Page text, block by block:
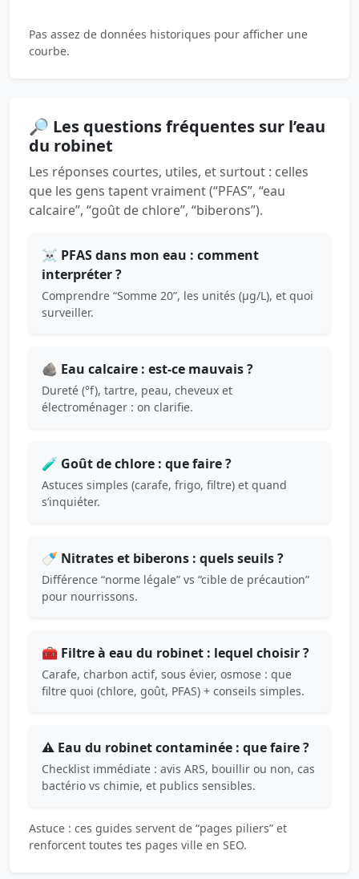
Pas assez de données historiques pour afficher une
courbe.
🔎 Les questions fréquentes sur l’eau
du robinet
Les réponses courtes, utiles, et surtout : celles
que les gens tapent vraiment (“PFAS”, “eau
calcaire”, “goût de chlore”, “biberons”).
☠️ PFAS dans mon eau : comment
interpréter ?
Comprendre “Somme 20”, les unités (µg/L), et quoi
surveiller.
🪨 Eau calcaire : est-ce mauvais ?
Dureté (°f), tartre, peau, cheveux et
électroménager : on clarifie.
🧪 Goût de chlore : que faire ?
Astuces simples (carafe, frigo, filtre) et quand
s’inquiéter.
🍼 Nitrates et biberons : quels seuils ?
Différence “norme légale” vs “cible de précaution”
pour nourrissons.
🧰 Filtre à eau du robinet : lequel choisir ?
Carafe, charbon actif, sous évier, osmose : que
filtre quoi (chlore, goût, PFAS) + conseils simples.
⚠️ Eau du robinet contaminée : que faire ?
Checklist immédiate : avis ARS, bouillir ou non, cas
bactério vs chimie, et publics sensibles.
Astuce : ces guides servent de “pages piliers” et
renforcent toutes tes pages ville en SEO.